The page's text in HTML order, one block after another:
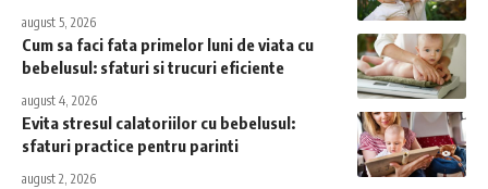
august 5, 2026
Cum sa faci fata primelor luni de viata cu
bebelusul: sfaturi si trucuri eficiente
august 4, 2026
Evita stresul calatoriilor cu bebelusul:
sfaturi practice pentru parinti
august 2, 2026